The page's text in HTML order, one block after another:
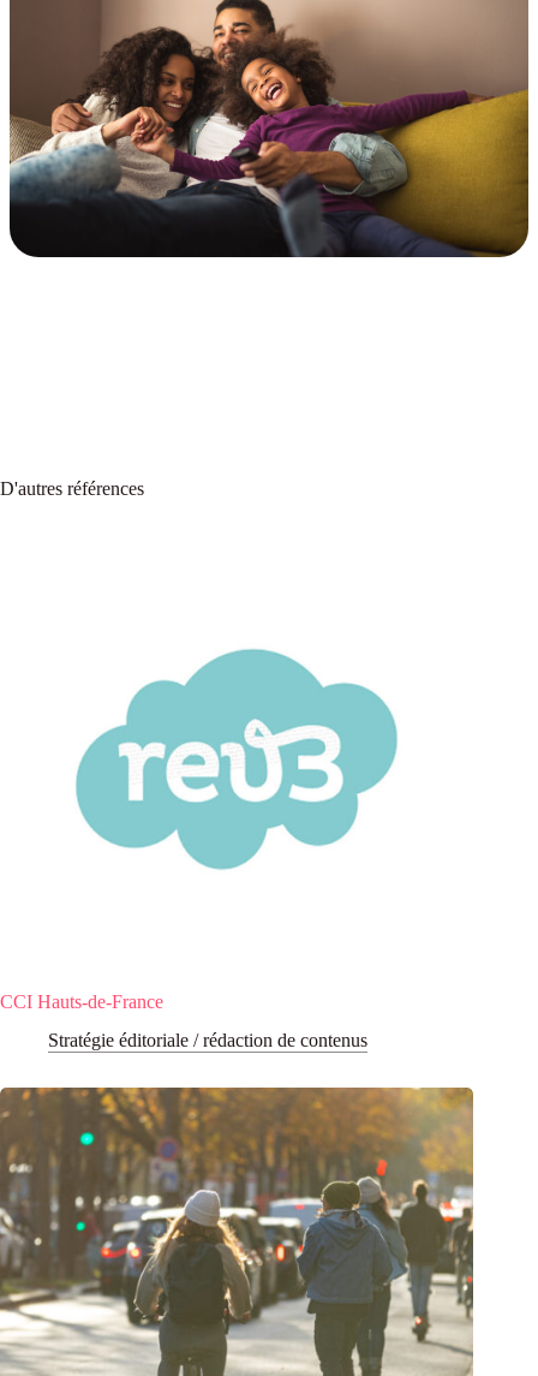
D'autres références
CCI Hauts-de-France
Stratégie éditoriale / rédaction de contenus